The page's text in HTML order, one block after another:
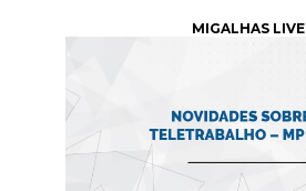
MIGALHAS LIVE